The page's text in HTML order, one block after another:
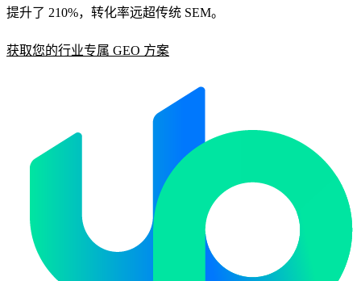
提升了 210%，转化率远超传统 SEM。
获取您的行业专属 GEO 方案